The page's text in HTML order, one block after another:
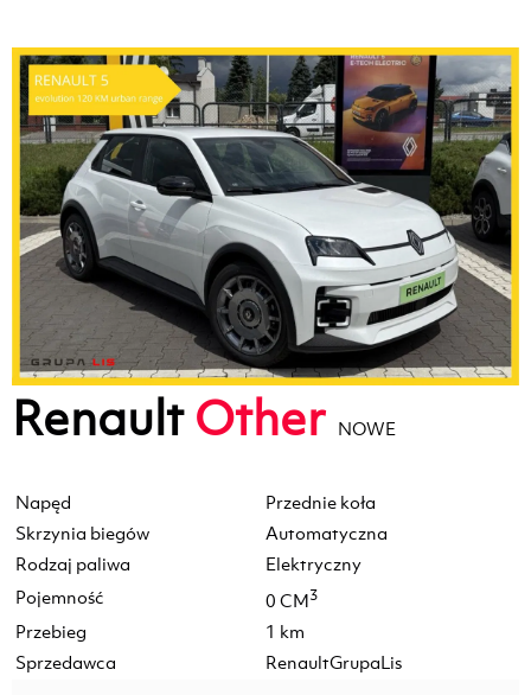
RenaultOther NOWE
Napęd
Przednie koła
Skrzynia biegów
Automatyczna
Rodzaj paliwa
Elektryczny
Pojemność
0 CM3
Przebieg
1 km
Sprzedawca
RenaultGrupaLis